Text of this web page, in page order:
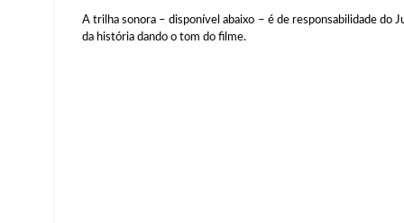
A trilha sonora – disponível abaixo – é de responsabilidade do
da história dando o tom do filme.